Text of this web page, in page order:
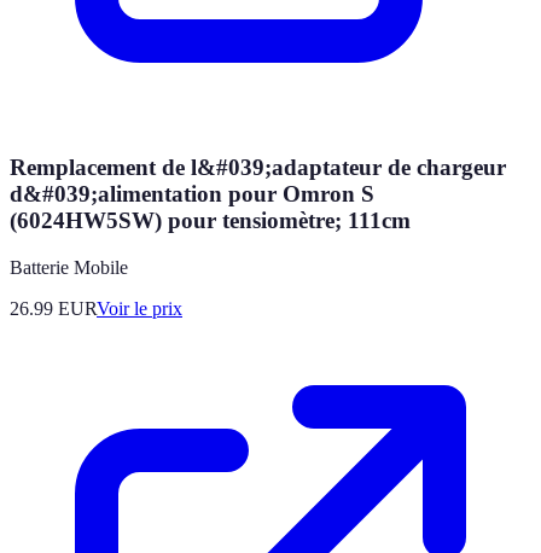
Remplacement de l&#039;adaptateur de chargeur
d&#039;alimentation pour Omron S
(6024HW5SW) pour tensiomètre; 111cm
Batterie Mobile
26.99 EURVoir le prix